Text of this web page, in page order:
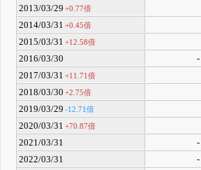
2013/03/29 +0.77倍
2014/03/31 +0.45倍
2015/03/31 +12.58倍
2016/03/30 -
2017/03/31 +11.71倍
2018/03/30 +2.75倍
2019/03/29 -12.71倍
2020/03/31 +70.87倍
2021/03/31 -
2022/03/31 -